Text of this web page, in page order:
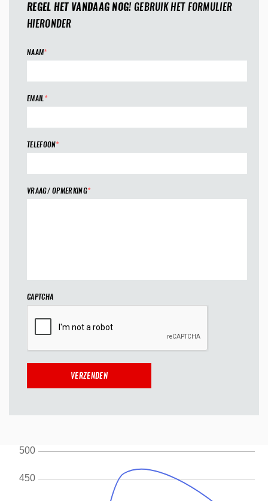
REGEL HET VANDAAG NOG!GEBRUIK HET FORMULIER
HIERONDER
NAAM*
EMAIL*
TELEFOON*
VRAAG/ OPMERKING*
CAPTCHA